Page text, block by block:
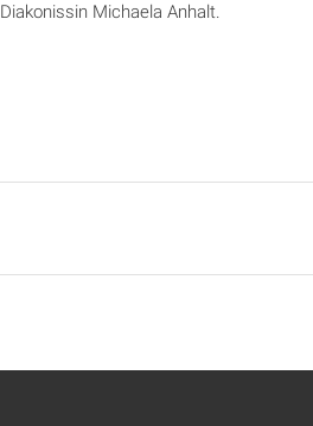
Michaela Anhalt.